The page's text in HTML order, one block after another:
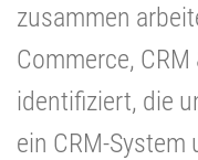
zusammen
Commerce,
identifiziert, die
ein CRM-System